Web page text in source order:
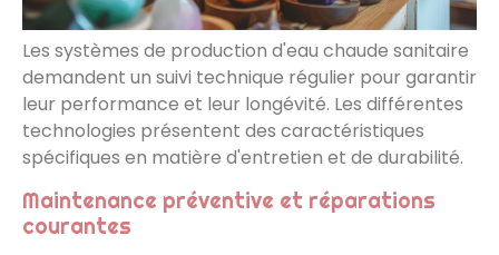
Les systèmes de production d'eau chaude sanitaire
demandent un suivi technique régulier pour garantir
leur performance et leur longévité. Les différentes
technologies présentent des caractéristiques
spécifiques en matière d'entretien et de durabilité.
Maintenance préventive et réparations
courantes